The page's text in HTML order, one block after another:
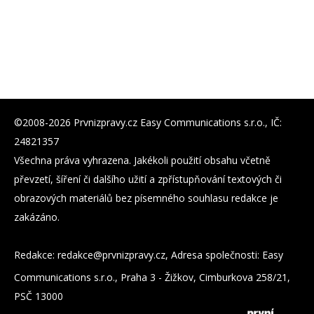
©2008-2026 Prvnizpravy.cz Easy Communications s.r.o., IČ:
24821357
Všechna práva vyhrazena. Jakékoli použití obsahu včetně
převzetí, šíření či dalšího užití a zpřístupňování textových či
obrazových materiálů bez písemného souhlasu redakce je
zakázáno.
Redakce: zc.yvarpzinvrp@eckader, Adresa společnosti: Easy
Communications s.r.o., Praha 3 - Žižkov, Cimburkova 258/21,
PSČ 13000